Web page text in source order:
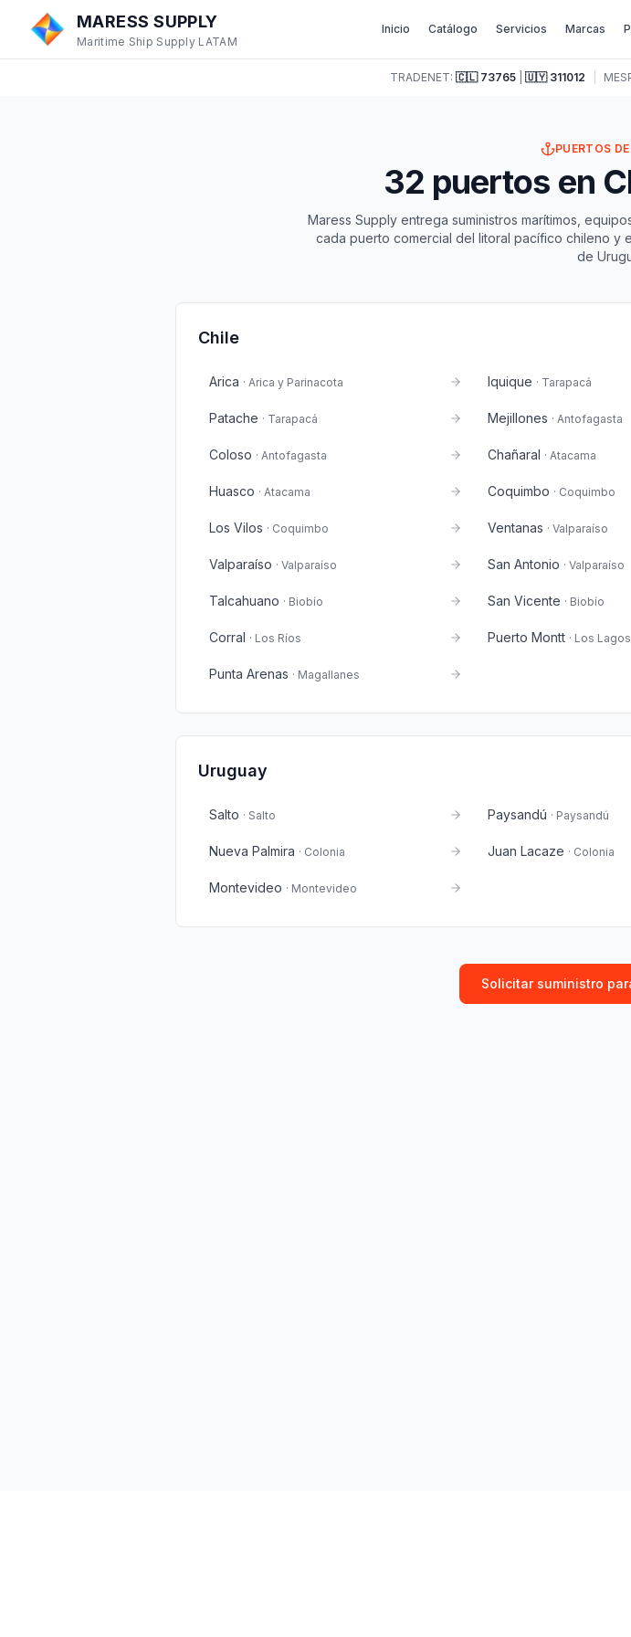
MARESS SUPPLY
Maritime Ship Supply LATAM
Inicio Catálogo Servicios Marcas
TRADENET: 🇨🇱73765| 🇺🇾311012
PUERTOS
32 puertos en
Maress Supply entrega suministros marítimos,
cada puerto comercial del litoral pacífico chileno y
de
Chile
Arica · Arica y Parinacota Iquique · Tarapacá
Patache · Tarapacá Mejillones · Antofagasta
Coloso · Antofagasta Chañaral · Atacama
Huasco · Atacama Coquimbo · Coquimbo
Los Vilos · Coquimbo Ventanas · Valparaíso
Valparaíso · Valparaíso San Antonio · Valparaíso
Talcahuano · Biobío San Vicente · Biobío
Corral · Los Ríos Puerto Montt · Los Lagos
Punta Arenas · Magallanes
Uruguay
Salto · Salto Paysandú · Paysandú
Nueva Palmira · Colonia Juan Lacaze · Colonia
Montevideo · Montevideo
Solicitar suministro